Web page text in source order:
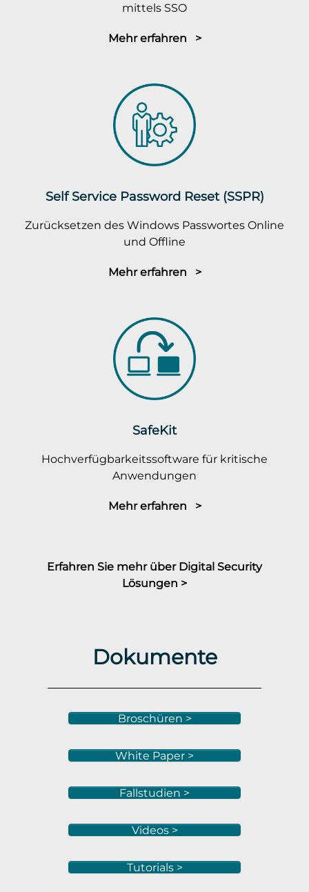
mittels SSO
Mehr erfahren >
Self Service Password Reset (SSPR)
Zurücksetzen des Windows Passwortes Online
und Offline
Mehr erfahren >
SafeKit
Hochverfügbarkeitssoftware für kritische
Anwendungen
Mehr erfahren >
Erfahren Sie mehr über Digital Security
Lösungen >
Dokumente
Broschüren >
White Paper >
Fallstudien >
Videos >
Tutorials >